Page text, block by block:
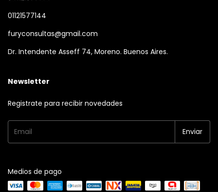
01121577144
furyconsultas@gmail.com
Dr. Intendente Asseff 74, Moreno. Buenos Aires.
Newsletter
Registrate para recibir novedades
Medios de pago